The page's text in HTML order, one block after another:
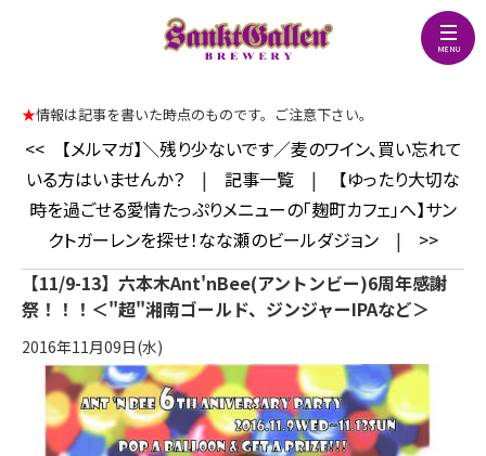
★情報は記事を書いた時点のものです。ご注意下さい。
<<
【メルマガ】＼残り少ないです／麦のワイン、買い忘れて
いる方はいませんか？ | 記事一覧 |
【ゆったり大切な
時を過ごせる愛情たっぷりメニューの「麹町カフェ」へ】サン
クトガーレンを探せ！なな瀬のビールダジョン | >>
【11/9-13】六本木Ant'nBee(アントンビー)6周年感謝
祭！！！＜"超"湘南ゴールド、ジンジャーIPAなど＞
2016年11月09日(水)